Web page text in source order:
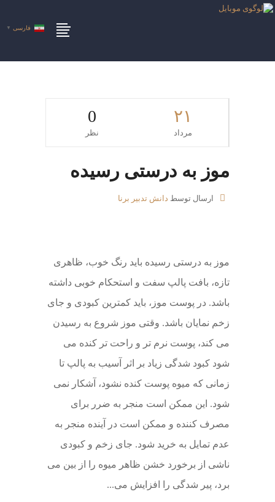
فارسی ▼
۲۱
مرداد
0
نظر
موز به درستی رسیده
ارسال توسط دانش تدبیر برنا
موز به درستی رسیده باید رنگ خوب، ظاهری
تازه، بافت پالپ سفت و استحکام خوبی داشته
باشد. در پوست موز، باید کمترین کبودی و جای
زخم نمایان باشد. وقتی موز شروع به رسیدن
می کند، پوست نرم تر و راحت تر کنده می
شود کبود شدگی زیاد بر اثر آسیب به پالپ تا
زمانی که میوه پوست کنده نشود، آشکار نمی
شود. این ممکن است منجر به ضرر برای
مصرف کننده و ممکن است در آینده منجر به
عدم تمایل به خرید شود. جای زخم و کبودی
ناشی از برخورد خشن ظاهر میوه را از بین می
برد، پیر شدگی را افزایش می...